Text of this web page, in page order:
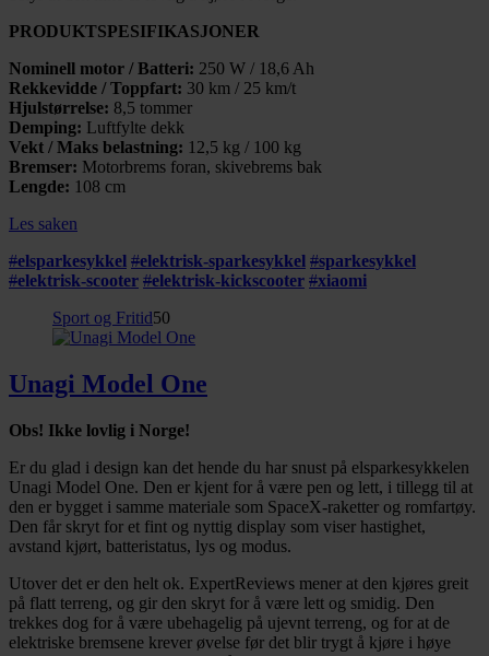
PRODUKTSPESIFIKASJONER
Nominell motor / Batteri: 250 W / 18,6 Ah
Rekkevidde / Toppfart: 30 km / 25 km/t
Hjulstørrelse: 8,5 tommer
Demping: Luftfylte dekk
Vekt / Maks belastning: 12,5 kg / 100 kg
Bremser: Motorbrems foran, skivebrems bak
Lengde: 108 cm
Les saken
#elsparkesykkel #elektrisk-sparkesykkel #sparkesykkel
#elektrisk-scooter #elektrisk-kickscooter #xiaomi
Sport og Fritid50
Unagi Model One
Obs! Ikke lovlig i Norge!
Er du glad i design kan det hende du har snust på elsparkesykkelen
Unagi Model One. Den er kjent for å være pen og lett, i tillegg til at
den er bygget i samme materiale som SpaceX-raketter og romfartøy.
Den får skryt for et fint og nyttig display som viser hastighet,
avstand kjørt, batteristatus, lys og modus.
Utover det er den helt ok. ExpertReviews mener at den kjøres greit
på flatt terreng, og gir den skryt for å være lett og smidig. Den
trekkes dog for å være ubehagelig på ujevnt terreng, og for at de
elektriske bremsene krever øvelse før det blir trygt å kjøre i høye